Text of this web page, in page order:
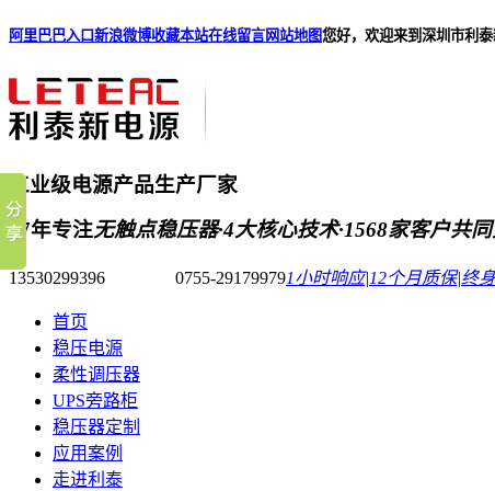
阿里巴巴入口新浪微博收藏本站在线留言网站地图您好，欢迎来到深圳市利
工业级电源产品生产厂家
17年专注无触点稳压器·4大核心技术·1568家客户共
13530299396 0755-291799791小时响应|12个月质保|终
首页
稳压电源
柔性调压器
UPS旁路柜
稳压器定制
应用案例
走进利泰